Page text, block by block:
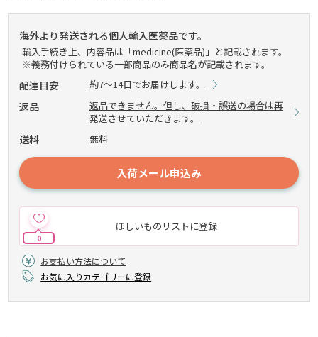
海外より発送される個人輸入医薬品です。
輸入手続き上、内容品は「medicine(医薬品)」と記載されます。
※義務付けられている一部商品のみ商品名が記載されます。
配達目安 約7～14日でお届けします。
返品
返品できません。但し、破損・誤送の場合は再
発送させていただきます。
送料 無料
入荷メール申込み
ほしいものリストに登録
0
お支払い方法について
お気に入りカテゴリーに登録